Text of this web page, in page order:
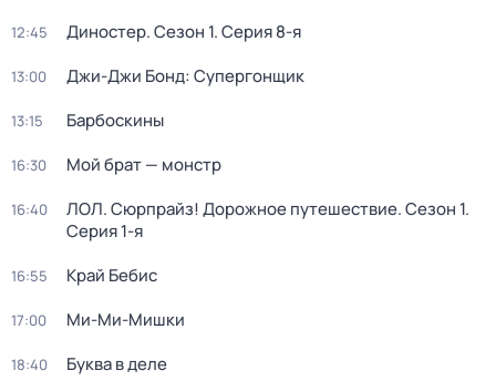
12:45 Диностер. Сезон 1. Серия 8-я
13:00 Джи-Джи Бонд: Супергонщик
13:15 Барбоскины
16:30 Мой брат — монстр
16:40 ЛОЛ. Сюрпрайз! Дорожное путешествие. Сезон 1.
Серия 1-я
16:55 Край Бебис
17:00 Ми-Ми-Мишки
18:40 Буква в деле